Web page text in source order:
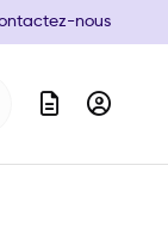
nous